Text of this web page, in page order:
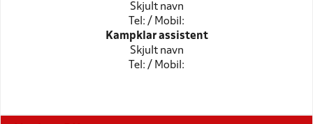
Skjult navn
Tel: / Mobil:
Kampklar assistent
Skjult navn
Tel: / Mobil: